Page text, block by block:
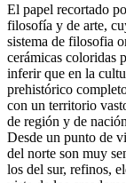
El papel recortado
filosofía y de arte,
sistema de filosofia
cerámicas coloridas
inferir que en la
prehistórico
con un territorio
de región y de
Desde un punto de
del norte son muy
los del sur, refinos,